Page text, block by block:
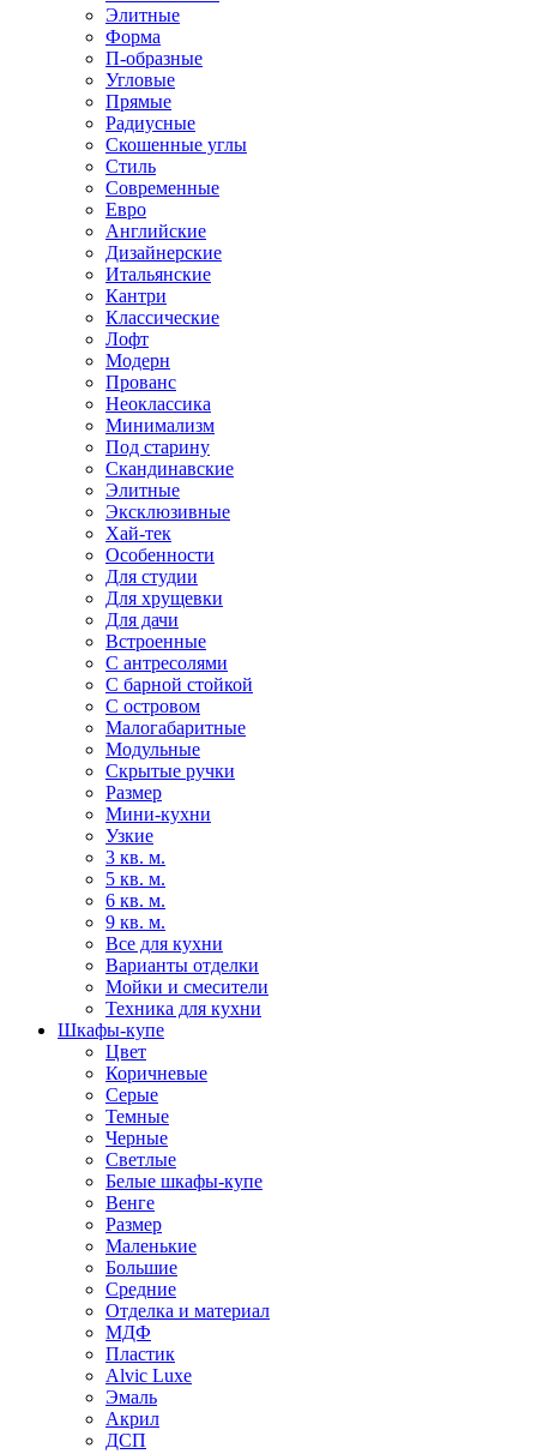
Элитные
Форма
П-образные
Угловые
Прямые
Радиусные
Скошенные углы
Стиль
Современные
Евро
Английские
Дизайнерские
Итальянские
Кантри
Классические
Лофт
Модерн
Прованс
Неоклассика
Минимализм
Под старину
Скандинавские
Элитные
Эксклюзивные
Хай-тек
Особенности
Для студии
Для хрущевки
Для дачи
Встроенные
С антресолями
С барной стойкой
С островом
Малогабаритные
Модульные
Скрытые ручки
Размер
Мини-кухни
Узкие
3 кв. м.
5 кв. м.
6 кв. м.
9 кв. м.
Все для кухни
Варианты отделки
Мойки и смесители
Техника для кухни
Шкафы-купе
Цвет
Коричневые
Серые
Темные
Черные
Светлые
Белые шкафы-купе
Венге
Размер
Маленькие
Большие
Средние
Отделка и материал
МДФ
Пластик
Alvic Luxe
Эмаль
Акрил
ДСП